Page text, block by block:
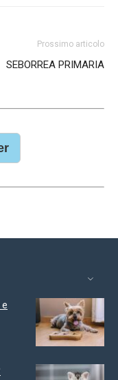
Prossimo articolo
SEBORREA PRIMARIA